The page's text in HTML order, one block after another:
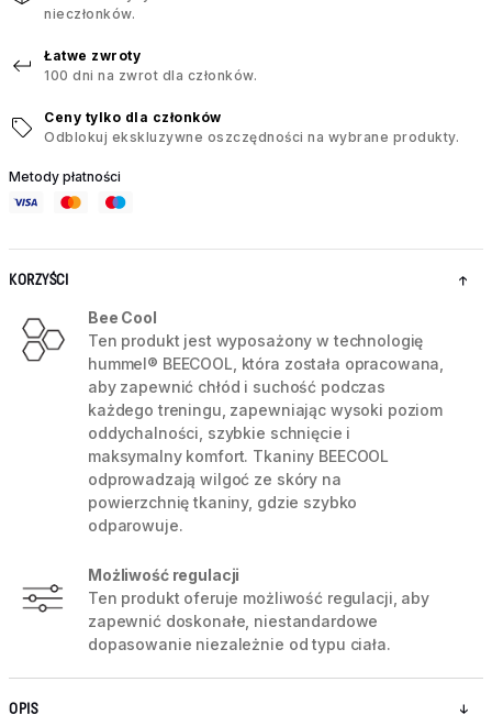
nieczłonków.
Łatwe zwroty
100 dni na zwrot dla członków.
Ceny tylko dla członków
Odblokuj ekskluzywne oszczędności na wybrane produkty.
Metody płatności
KORZYŚCI
Bee Cool
Ten produkt jest wyposażony w technologię
hummel® BEECOOL, która została opracowana,
aby zapewnić chłód i suchość podczas
każdego treningu, zapewniając wysoki poziom
oddychalności, szybkie schnięcie i
maksymalny komfort. Tkaniny BEECOOL
odprowadzają wilgoć ze skóry na
powierzchnię tkaniny, gdzie szybko
odparowuje.
Możliwość regulacji
Ten produkt oferuje możliwość regulacji, aby
zapewnić doskonałe, niestandardowe
dopasowanie niezależnie od typu ciała.
OPIS